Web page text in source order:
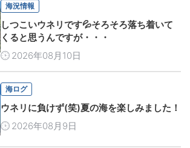
海況情報
しつこいウネリです💦そろそろ落ち着いて
くると思うんですが・・・
2026年08月10日
海ログ
ウネリに負けず(笑)夏の海を楽しみました！
2026年08月9日